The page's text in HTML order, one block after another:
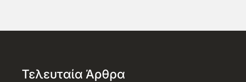
Τελευταία Άρθρα